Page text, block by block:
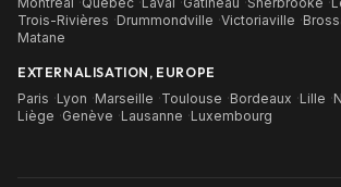
Trois-Rivières ·Drummondville ·Victoriaville ·
Matane
EXTERNALISATION, EUROPE
Paris ·Lyon ·Marseille ·Toulouse ·Bordeaux ·Lille ·
Liège ·Genève ·Lausanne ·Luxembourg